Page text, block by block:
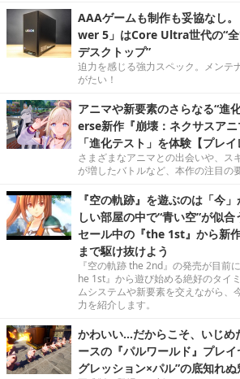
AAAゲームも制作も妥協なし
wer 5」はCore Ultra世代の“
デスクトップ”
迫力を感じる強力スペック。メンテ
がたい！
アニマや新要素のさらなる“進
erse新作『崩壊：ネクサスア
「進化テスト」を体験【プレイ
さまざまなアニマとの出会いや、ス
が増したバトルなど、本作の注目の
『空の軌跡』を遊ぶのは「今
しい部屋の中で“青い空”が似
セール中の『the 1st』から新
まで駆け抜けよう
『空の軌跡 the 2nd』の発売が目前
he 1st』から遊び始める絶好のタイ
ムシステムや新要素を交えながら、
力を紹介します。
かわいい…だからこそ、いじめ
ースの『パルワールド』プレ
グレッション×パル”の底知れ